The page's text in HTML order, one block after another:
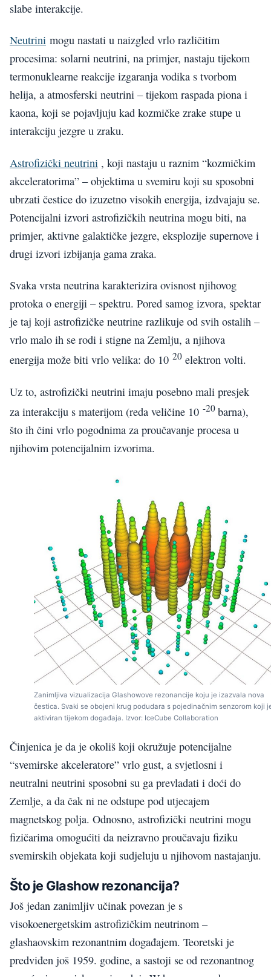
slabe interakcije.
Neutrini mogu nastati u naizgled vrlo različitim
procesima: solarni neutrini, na primjer, nastaju tijekom
termonuklearne reakcije izgaranja vodika s tvorbom
helija, a atmosferski neutrini – tijekom raspada piona i
kaona, koji se pojavljuju kad kozmičke zrake stupe u
interakciju jezgre u zraku.
Astrofizički neutrini , koji nastaju u raznim “kozmičkim
akceleratorima” – objektima u svemiru koji su sposobni
ubrzati čestice do izuzetno visokih energija, izdvajaju se.
Potencijalni izvori astrofizičkih neutrina mogu biti, na
primjer, aktivne galaktičke jezgre, eksplozije supernove i
drugi izvori izbijanja gama zraka.
Svaka vrsta neutrina karakterizira ovisnost njihovog
protoka o energiji – spektru. Pored samog izvora, spektar
je taj koji astrofizičke neutrine razlikuje od svih ostalih –
vrlo malo ih se rodi i stigne na Zemlju, a njihova
energija može biti vrlo velika: do 10 20 elektron volti.
Uz to, astrofizički neutrini imaju posebno mali presjek
za interakciju s materijom (reda veličine 10 -20 barna),
što ih čini vrlo pogodnima za proučavanje procesa u
njihovim potencijalnim izvorima.
Zanimljiva vizualizacija Glashowove rezonancije koju je izazvala nova
čestica. Svaki se obojeni krug podudara s pojedinačnim senzorom koji
aktiviran tijekom događaja. Izvor: IceCube Collaboration
Činjenica je da je okoliš koji okružuje potencijalne
“svemirske akceleratore” vrlo gust, a svjetlosni i
neutralni neutrini sposobni su ga prevladati i doći do
Zemlje, a da čak ni ne odstupe pod utjecajem
magnetskog polja. Odnosno, astrofizički neutrini mogu
fizičarima omogućiti da neizravno proučavaju fiziku
svemirskih objekata koji sudjeluju u njihovom nastajanju.
Što je Glashow rezonancija?
Još jedan zanimljiv učinak povezan je s
visokoenergetskim astrofizičkim neutrinom –
glashaovskim rezonantnim događajem. Teoretski je
predviđen još 1959. godine, a sastoji se od rezonantnog